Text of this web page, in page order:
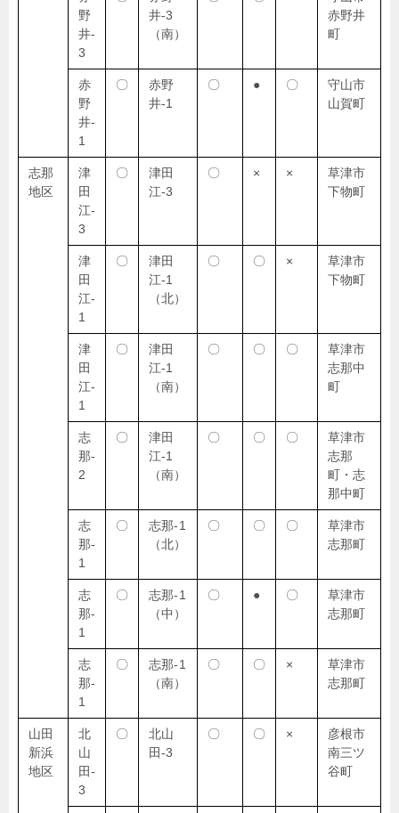
野
井-
3
井-3
（南）
赤野井
町
赤
野
井-
1
〇
赤野
井-1
〇 ● 〇
守山市
山賀町
志那
地区
津
田
江-
3
〇
津田
江-3
〇 × ×
草津市
下物町
津
田
江-
1
〇
津田
江-1
（北）
〇 〇 ×
草津市
下物町
津
田
江-
1
〇
津田
江-1
（南）
〇 〇 〇
草津市
志那中
町
志
那-
2
〇
津田
江-1
（南）
〇 〇 〇
草津市
志那
町・志
那中町
志
那-
1
〇
志那-1
（北）
〇 〇 〇
草津市
志那町
志
那-
1
〇
志那-1
（中）
〇 ● 〇
草津市
志那町
志
那-
1
〇
志那-1
（南）
〇 〇 ×
草津市
志那町
山田
新浜
地区
北
山
田-
3
〇
北山
田-3
〇 〇 ×
彦根市
南三ツ
谷町